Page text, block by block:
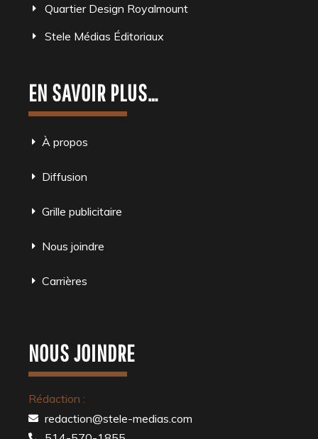
Quartier Design Royalmount
Stele Médias Éditoriaux
EN SAVOIR PLUS…
À propos
Diffusion
Grille publicitaire
Nous joindre
Carrières
NOUS JOINDRE
Rédaction :
redaction@stele-medias.com